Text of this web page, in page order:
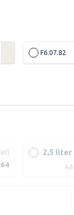
F6.07.82
64
2,5 liter